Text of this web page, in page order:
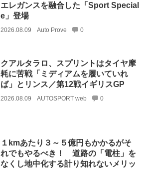
エレガンスを融合した「Sport Special
e」登場
2026.08.09 Auto Prove 0
クアルタラロ、スプリントはタイヤ摩
耗に苦戦「ミディアムを履いていれ
ば」とリンス／第12戦イギリスGP
2026.08.09 AUTOSPORT web 0
１kmあたり３～５億円もかかるがそ
れでもやるべき！ 道路の「電柱」を
なくし地中化する計り知れないメリッ